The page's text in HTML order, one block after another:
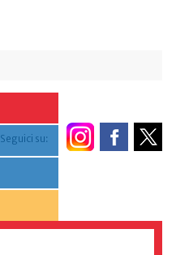
Seguici su: